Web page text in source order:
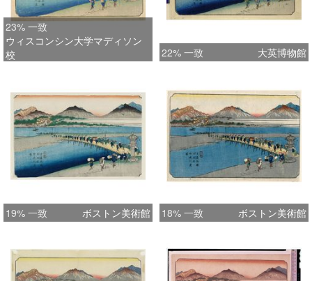
23% 一致
ウィスコンシン大学マディソン
校
22% 一致 大英博物館
19% 一致 ボストン美術館 18% 一致 ボストン美術館